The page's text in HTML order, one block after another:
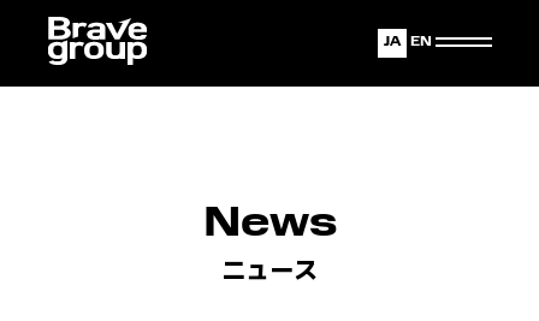
English
Japanese
News
ニュース